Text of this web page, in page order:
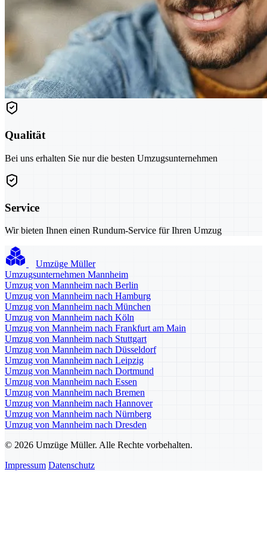
Qualität
Bei uns erhalten Sie nur die besten Umzugsunternehmen
Service
Wir bieten Ihnen einen Rundum-Service für Ihren Umzug
Umzüge Müller
Umzugsunternehmen Mannheim
Umzug von Mannheim nach Berlin
Umzug von Mannheim nach Hamburg
Umzug von Mannheim nach München
Umzug von Mannheim nach Köln
Umzug von Mannheim nach Frankfurt am Main
Umzug von Mannheim nach Stuttgart
Umzug von Mannheim nach Düsseldorf
Umzug von Mannheim nach Leipzig
Umzug von Mannheim nach Dortmund
Umzug von Mannheim nach Essen
Umzug von Mannheim nach Bremen
Umzug von Mannheim nach Hannover
Umzug von Mannheim nach Nürnberg
Umzug von Mannheim nach Dresden
© 2026 Umzüge Müller. Alle Rechte vorbehalten.
Impressum Datenschutz